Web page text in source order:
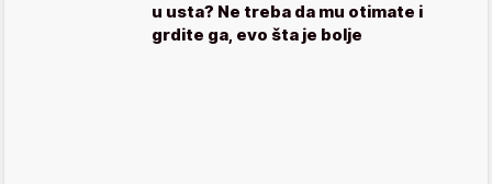
u usta? Ne treba da mu otimate i
grdite ga, evo šta je bolje